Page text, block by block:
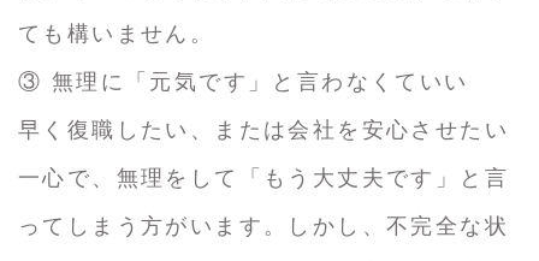
ても構いません。
③ 無理に「元気です」と言わなくていい
早く復職したい、または会社を安心させたい
一心で、無理をして「もう大丈夫です」と言
ってしまう方がいます。しかし、不完全な状